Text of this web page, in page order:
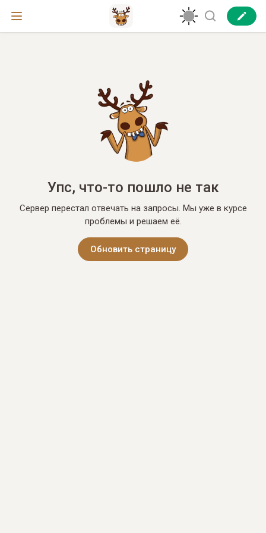
Упс, что-то пошло не так
Сервер перестал отвечать на запросы. Мы уже в курсе
проблемы и решаем её.
Обновить страницу